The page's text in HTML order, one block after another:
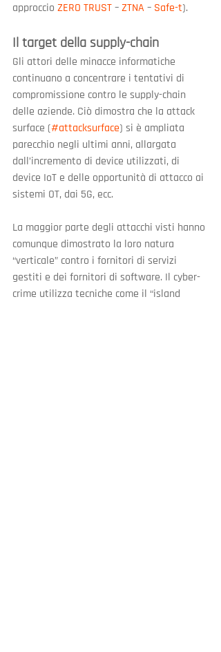
approccio ZERO TRUST – ZTNA – Safe-t).
Il target della supply-chain
Gli attori delle minacce informatiche
continuano a concentrare i tentativi di
compromissione contro le supply-chain
delle aziende. Ciò dimostra che la attack
surface (#attacksurface) si è ampliata
parecchio negli ultimi anni, allargata
dall’incremento di device utilizzati, di
device IoT e delle opportunità di attacco ai
sistemi OT, dai 5G, ecc.
La maggior parte degli attacchi visti hanno
comunque dimostrato la loro natura
“verticale” contro i fornitori di servizi
gestiti e dei fornitori di software. Il cyber-
crime utilizza tecniche come il “island